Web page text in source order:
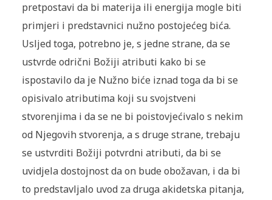
pretpostavi da bi materija ili energija mogle biti
primjeri i predstavnici nužno postojećeg bića.
Usljed toga, potrebno je, s jedne strane, da se
ustvrde odrični Božiji atributi kako bi se
ispostavilo da je Nužno biće iznad toga da bi se
opisivalo atributima koji su svojstveni
stvorenjima i da se ne bi poistovjećivalo s nekim
od Njegovih stvorenja, a s druge strane, trebaju
se ustvrditi Božiji potvrdni atributi, da bi se
uvidjela dostojnost da on bude obožavan, i da bi
to predstavljalo uvod za druga akidetska pitanja,